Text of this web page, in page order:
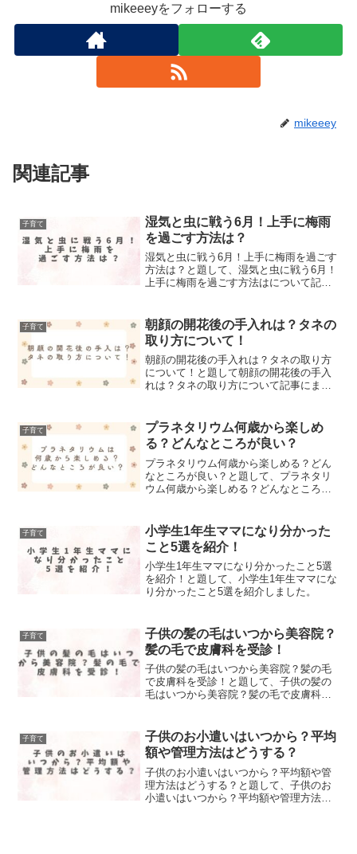
mikeeeyをフォローする
mikeeey
関連記事
子育て
湿気と虫に戦う6月！上手に梅雨
を過ごす方法は？
湿気と虫に戦う6月！上手に梅雨を過ごす
方法は？と題して、湿気と虫に戦う6月！
上手に梅雨を過ごす方法はについて記事
子育て
朝顔の開花後の手入れは？タネの
取り方について！
朝顔の開花後の手入れは？タネの取り方
について！と題して朝顔の開花後の手入
れは？タネの取り方について記事にまと
子育て
プラネタリウム何歳から楽しめ
る？どんなところが良い？
プラネタリウム何歳から楽しめる？どん
なところが良い？と題して、プラネタリ
ウム何歳から楽しめる？どんなところが
子育て
小学生1年生ママになり分かった
こと5選を紹介！
小学生1年生ママになり分かったこと5選
を紹介！と題して、小学生1年生ママにな
り分かったこと5選を紹介しました。
子育て
子供の髪の毛はいつから美容院？
髪の毛で皮膚科を受診！
子供の髪の毛はいつから美容院？髪の毛
で皮膚科を受診！と題して、子供の髪の
毛はいつから美容院？髪の毛で皮膚科を
子育て
子供のお小遣いはいつから？平均
額や管理方法はどうする？
子供のお小遣いはいつから？平均額や管
理方法はどうする？と題して、子供のお
小遣いはいつから？平均額や管理方法は